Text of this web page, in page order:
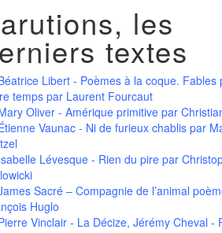
les
textes
Libert - Poèmes à la coque. Fables
tempspar Laurent Fourcaut
Oliver - Amérique primitivepar
Vaunac - Ni de furieux chablispar
Lévesque - Rien du pirepar
Sacré – Compagnie de l’animal
Huglo
Vinclair - La Décize, Jérémy Cheval -